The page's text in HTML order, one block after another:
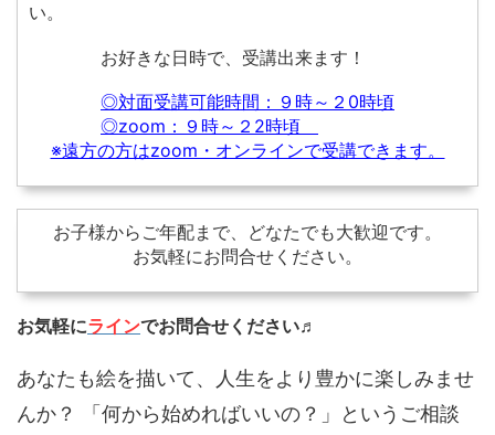
い。
お好きな日時で、受講出来ます！
◎対面受講可能時間：９時～２0時頃
◎zoom：９時～２2時頃
※遠方の方はzoom・オンラインで受講できます。
お子様からご年配まで、どなたでも大歓迎です。
お気軽にお問合せください。
お気軽にラインでお問合せください♬
あなたも絵を描いて、人生をより豊かに楽しみませ
んか？ 「何から始めればいいの？」というご相談